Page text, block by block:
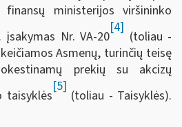
finansų ministerijos viršininko
Nr. VA-20
[4]
(toliau -
Asmenų, turinčių teisę
prekių su akcizų
taisyklės
[5]
(toliau - Taisyklės).